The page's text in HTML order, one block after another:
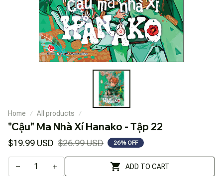
Home All products
"Cậu" Ma Nhà Xí Hanako - Tập 22
$19.99 USD $26.99 USD 26% OFF
ADD TO CART